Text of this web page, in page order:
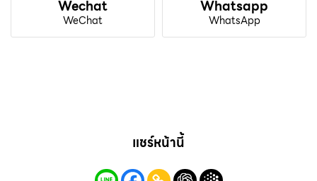
Wechat
WeChat
Whatsapp
WhatsApp
แชร์หน้านี้